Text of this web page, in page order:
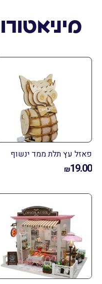
מיניאטורות
עץ תלת ממד ינשוף
₪